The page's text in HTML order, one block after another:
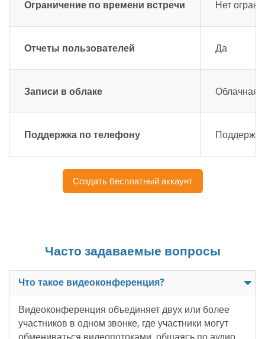
Ограничение по времени встречи Нет
Отчеты пользователей Да
Записи в облаке Облачная
Поддержка по телефону
Создать бесплатный аккаунт
Часто задаваемые вопросы
Что такое видеоконференция?
Видеоконференция объединяет двух или более
участников в одном звонке, где участники могут